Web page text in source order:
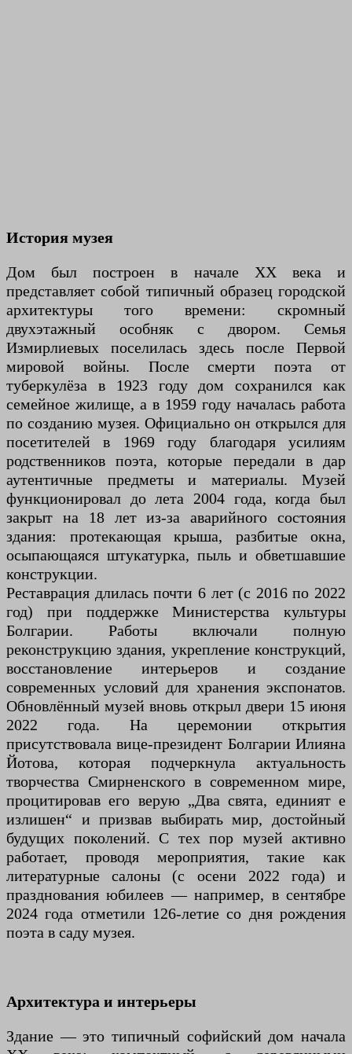
История музея
Дом был построен в начале XX века и
представляет собой типичный образец городской
архитектуры того времени: скромный
двухэтажный особняк с двором. Семья
Измирлиевых поселилась здесь после Первой
мировой войны. После смерти поэта от
туберкулёза в 1923 году дом сохранился как
семейное жилище, а в 1959 году началась работа
по созданию музея. Официально он открылся для
посетителей в 1969 году благодаря усилиям
родственников поэта, которые передали в дар
аутентичные предметы и материалы. Музей
функционировал до лета 2004 года, когда был
закрыт на 18 лет из-за аварийного состояния
здания: протекающая крыша, разбитые окна,
осыпающаяся штукатурка, пыль и обветшавшие
конструкции.
Реставрация длилась почти 6 лет (с 2016 по 2022
год) при поддержке Министерства культуры
Болгарии. Работы включали полную
реконструкцию здания, укрепление конструкций,
восстановление интерьеров и создание
современных условий для хранения экспонатов.
Обновлённый музей вновь открыл двери 15 июня
2022 года. На церемонии открытия
присутствовала вице-президент Болгарии Илияна
Йотова, которая подчеркнула актуальность
творчества Смирненского в современном мире,
процитировав его верую „Два свята, единият е
излишен“ и призвав выбирать мир, достойный
будущих поколений. С тех пор музей активно
работает, проводя мероприятия, такие как
литературные салоны (с осени 2022 года) и
празднования юбилеев — например, в сентябре
2024 года отметили 126-летие со дня рождения
поэта в саду музея.
Архитектура и интерьеры
Здание — это типичный софийский дом начала